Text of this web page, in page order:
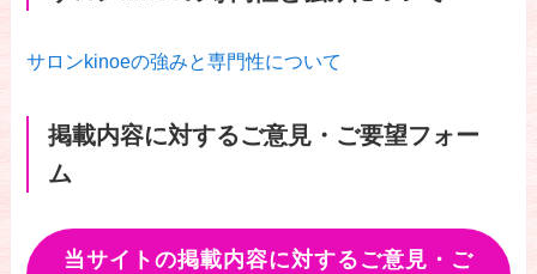
サロンkinoeの強みと専門性について
掲載内容に対するご意見・ご要望フォー
ム
当サイトの掲載内容に対するご意見・ご